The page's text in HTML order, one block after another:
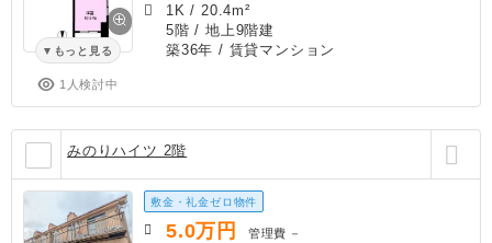
もっと見る
1人検討中
1K / 20.4m²
5階 / 地上9階建
築36年 / 賃貸マンション
みのりハイツ 2階
敷金・礼金ゼロ物件
5.0万円 管理費 －